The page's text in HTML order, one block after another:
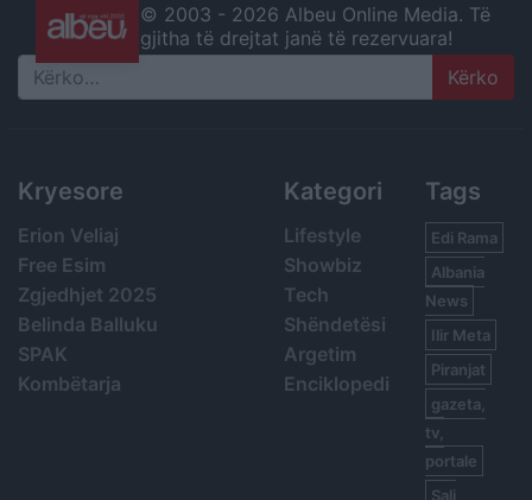
© 2003 - 2026 Albeu Online Media. Të
gjitha të drejtat janë të rezervuara!
Search
Kryesore
Erion Veliaj
Free Esim
Zgjedhjet 2025
Belinda Balluku
SPAK
Kombëtarja
Kategori
Lifestyle
Showbiz
Tech
Shëndetësi
Argetim
Enciklopedi
Tags
Edi Rama
Albania
News
Ilir Meta
Piranjat
gazeta,
tv,
portale
Sali